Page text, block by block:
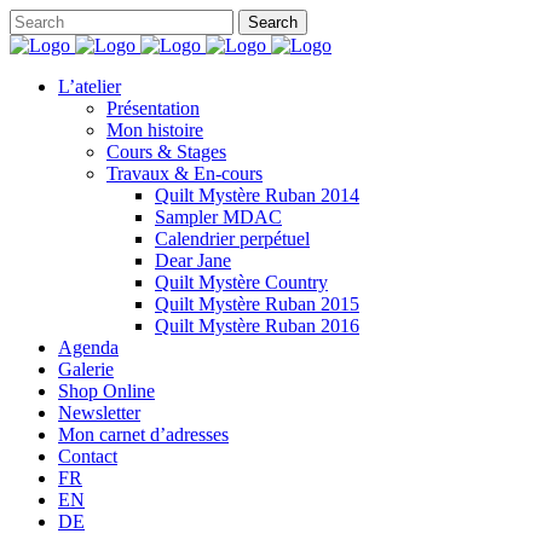
L’atelier
Présentation
Mon histoire
Cours & Stages
Travaux & En-cours
Quilt Mystère Ruban 2014
Sampler MDAC
Calendrier perpétuel
Dear Jane
Quilt Mystère Country
Quilt Mystère Ruban 2015
Quilt Mystère Ruban 2016
Agenda
Galerie
Shop Online
Newsletter
Mon carnet d’adresses
Contact
FR
EN
DE